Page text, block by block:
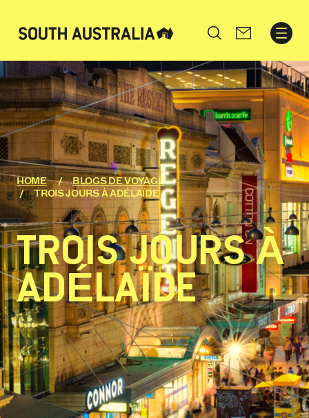
Search
HOME
BLOGS DE VOYAGE
TROIS JOURS À ADÉLAÏDE
TROIS JOURS À
ADÉLAÏDE